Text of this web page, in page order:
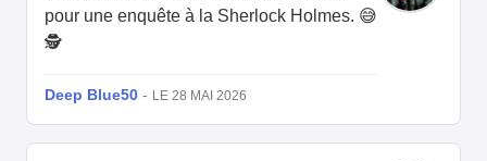
pour une enquête à la Sherlock Holmes. 😅
🕵️
Deep Blue50 - LE 28 MAI 2026